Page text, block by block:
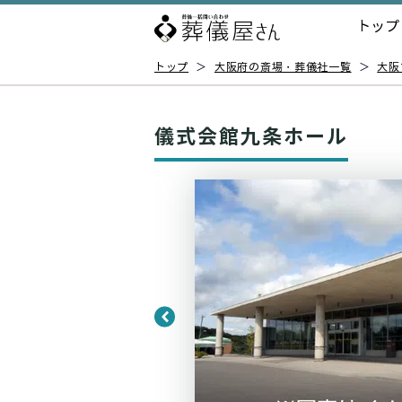
トップ
トップ ＞ 大阪府の斎場・葬儀社一覧 ＞ 大
儀式会館九条ホール